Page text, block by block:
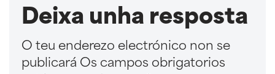
Deixa unha resposta
O teu enderezo electrónico non se
publicará Os campos obrigatorios